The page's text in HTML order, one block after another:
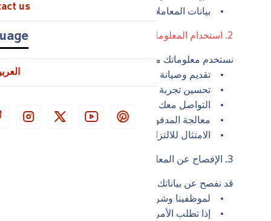
us• بيانات المعاملات: معلومات متعلقة بالخدمات التي
2. استخدام المعلومات
نستخدم معلوماتك من أجل:
• تقديم وصيانة الموقع والخدمات.
• تحسين تجربة المستخدم وتخصيصها وتطويرها.
• التواصل معك بخصوص التحديثات أو العروض أو الدعم.
• معالجة المدفوعات والطلبات والتوصيل عند الاقتضاء.
• الامتثال للالتزامات القانونية وفرض شروطنا وسياساتنا.
3. الإفصاح عن المعلومات
قد نفصح عن بياناتك الشخصية:
• لموظفينا وشركاتنا التابعة وشركائنا ومزودي الخدمة
• إذا تطلب الأمر ذلك بموجب القانون أو التنظيم أو طلب